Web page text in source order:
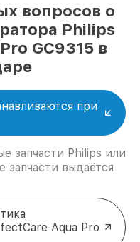
вопросов о
Philips
GC9315 в
при
запчасти Philips или
запчасти выдаётся
Aqua Pro